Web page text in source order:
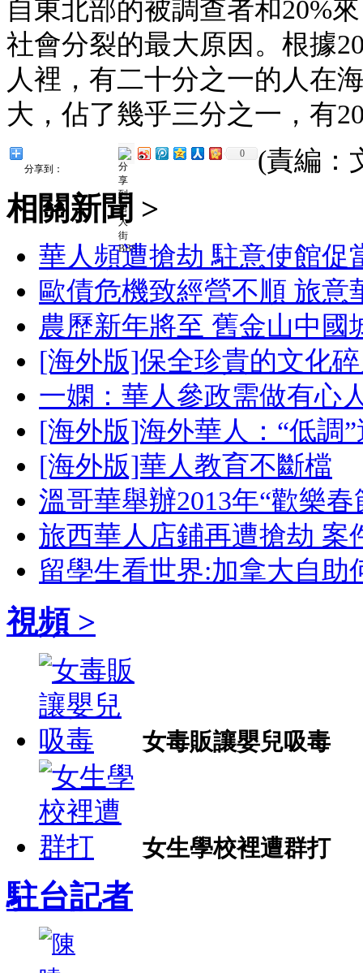
自東北部的被調查者和20%
社會分裂的最大原因。根據
人裡，有二十分之一的人在
大，佔了幾乎三分之一，有
分享到：
0 (責編：
相關新聞 >
華人頻遭搶劫 駐意使館
歐債危機致經營不順 旅意
農歷新年將至 舊金山中
[海外版]保全珍貴的文化
一嫻：華人參政需做有心
[海外版]海外華人：“低調
[海外版]華人教育不斷檔
溫哥華舉辦2013年“歡樂
旅西華人店鋪再遭搶劫
留學生看世界:加拿大自助
視頻 >
女毒販讓嬰兒吸毒
女生學校裡遭群打
駐台記者